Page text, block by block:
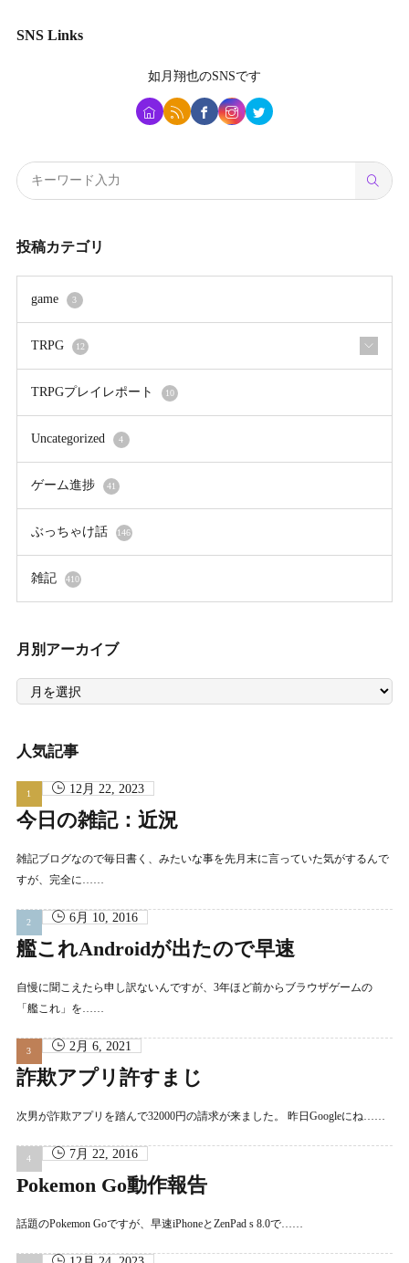
SNS Links
如月翔也のSNSです
投稿カテゴリ
game 3
TRPG 12
TRPGプレイレポート 10
Uncategorized 4
ゲーム進捗 41
ぶっちゃけ話 146
雑記 410
月別アーカイブ
月
ア
イ
ブ
人気記事
12月 22, 2023
今日の雑記：近況
雑記ブログなので毎日書く、みたいな事を先月末に言っていた気がするんで
すが、完全に……
6月 10, 2016
艦これAndroidが出たので早速
自慢に聞こえたら申し訳ないんですが、3年ほど前からブラウザゲームの
「艦これ」を……
2月 6, 2021
詐欺アプリ許すまじ
次男が詐欺アプリを踏んで32000円の請求が来ました。 昨日Googleにね……
7月 22, 2016
Pokemon Go動作報告
話題のPokemon Goですが、早速iPhoneとZenPad s 8.0で……